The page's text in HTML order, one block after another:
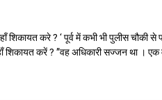
करे ? ‘ पूर्व में कभी भी पुलीस चौकी से
शिकायत करें ? ”वह अधिकारी सज्जन था ।